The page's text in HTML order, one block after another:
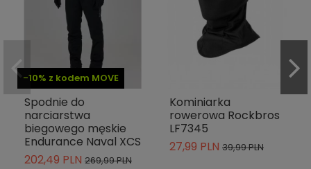
-10% z kodem MOVE
Spodnie do
narciarstwa
biegowego męskie
Endurance Naval XCS
202,49 PLN 269,99 PLN
Kominiarka
rowerowa Rockbros
LF7345
27,99 PLN 39,99 PLN